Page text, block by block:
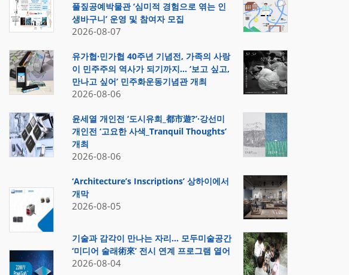
풀짚공예박물관 ‘심미적 경험으로 엮는 인
생바구니’ 운영 및 참여자 모집
2026-08-07
유가협·민가협 40주년 기념전, 가족의 사랑
이 민주주의 역사가 되기까지… ‘보고 싶고,
만나고 싶어’ 민주화운동기념관 개최
2026-08-06
윤세열 개인전 ‘도시유희_都市遊?’·강선미
개인전 ‘고요한 사색_Tranquil Thoughts’
개최
2026-08-06
‘Architecture’s Inscriptions’ 상하이에서
개막
2026-08-05
기술과 감각이 만나는 자리… 모두미술공간
‘미디어 술래術來’ 전시 연계 프로그램 열어
2026-08-04